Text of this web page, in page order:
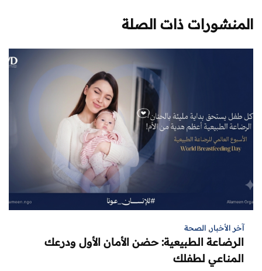
المنشورات ذات الصلة
آخر الأخبار, الصحة
الرضاعة الطبيعية: حضن الأمان الأول ودرعك
المناعي لطفلك